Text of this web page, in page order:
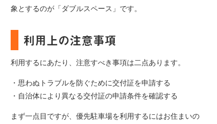
象とするのが「ダブルスペース」です。
利用上の注意事項
利用するにあたり、注意すべき事項は二点あります。
・思わぬトラブルを防ぐために交付証を申請する
・自治体により異なる交付証の申請条件を確認する
まず一点目ですが、優先駐車場を利用するにはお住まいの